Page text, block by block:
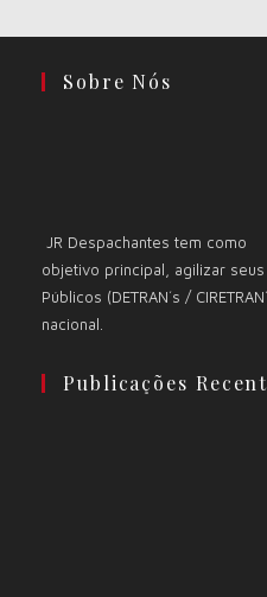
Sobre Nós
JR Despachantes tem como
objetivo principal, agilizar
Públicos (DETRAN´s /
nacional.
Publicações